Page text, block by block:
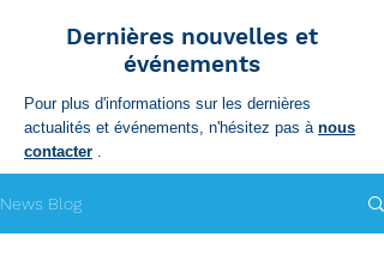
Dernières nouvelles et
événements
Pour plus d'informations sur les dernières
actualités et événements, n'hésitez pas à nous
contacter .
News Blog